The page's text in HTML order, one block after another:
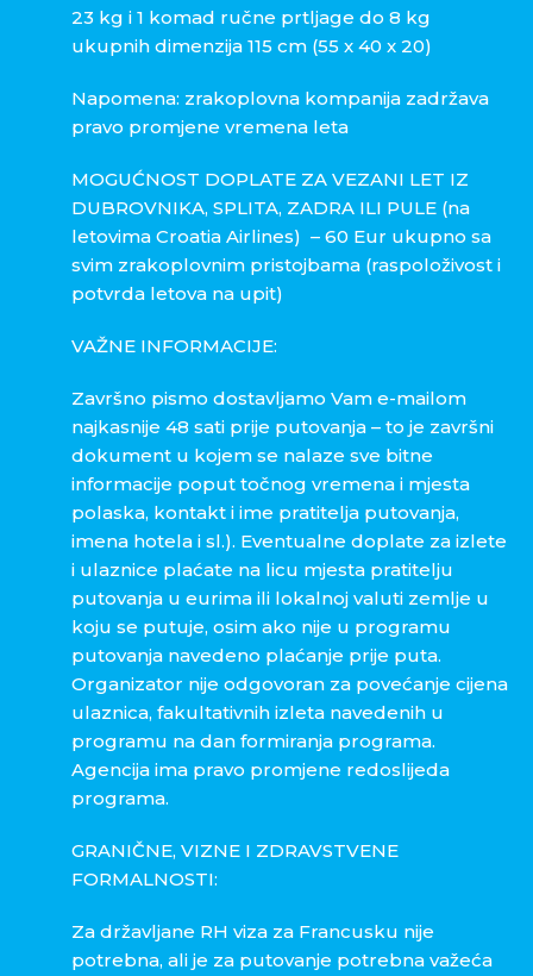
23 kg i 1 komad ručne prtljage do 8 kg
ukupnih dimenzija 115 cm (55 x 40 x 20)
Napomena: zrakoplovna kompanija zadržava
pravo promjene vremena leta
MOGUĆNOST DOPLATE ZA VEZANI LET IZ
DUBROVNIKA, SPLITA, ZADRA ILI PULE (na
letovima Croatia Airlines) – 60 Eur ukupno sa
svim zrakoplovnim pristojbama (raspoloživost i
potvrda letova na upit)
VAŽNE INFORMACIJE:
Završno pismo dostavljamo Vam e-mailom
najkasnije 48 sati prije putovanja – to je završni
dokument u kojem se nalaze sve bitne
informacije poput točnog vremena i mjesta
polaska, kontakt i ime pratitelja putovanja,
imena hotela i sl.). Eventualne doplate za izlete
i ulaznice plaćate na licu mjesta pratitelju
putovanja u eurima ili lokalnoj valuti zemlje u
koju se putuje, osim ako nije u programu
putovanja navedeno plaćanje prije puta.
Organizator nije odgovoran za povećanje cijena
ulaznica, fakultativnih izleta navedenih u
programu na dan formiranja programa.
Agencija ima pravo promjene redoslijeda
programa.
GRANIČNE, VIZNE I ZDRAVSTVENE
FORMALNOSTI:
Za državljane RH viza za Francusku nije
potrebna, ali je za putovanje potrebna važeća